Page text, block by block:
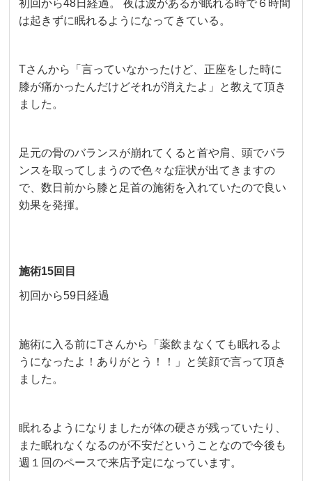
初回から48日経過。 夜は波があるが眠れる時で６時間
は起きずに眠れるようになってきている。
Tさんから「言っていなかったけど、正座をした時に
膝が痛かったんだけどそれが消えたよ」と教えて頂き
ました。
足元の骨のバランスが崩れてくると首や肩、頭でバラ
ンスを取ってしまうので色々な症状が出てきますの
で、数日前から膝と足首の施術を入れていたので良い
効果を発揮。
施術15回目
初回から59日経過
施術に入る前にTさんから「薬飲まなくても眠れるよ
うになったよ！ありがとう！！」と笑顔で言って頂き
ました。
眠れるようになりましたが体の硬さが残っていたり、
また眠れなくなるのが不安だということなので今後も
週１回のペースで来店予定になっています。